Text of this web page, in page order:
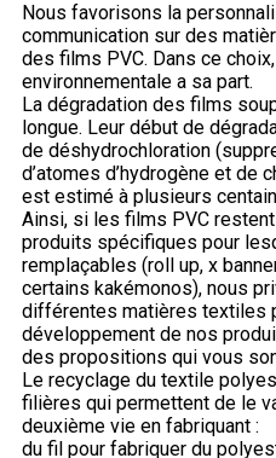
Nous favorisons la
communication sur des
des films PVC. Dans ce
environnementale a sa part.
La dégradation des films
longue. Leur début de
de déshydrochloration
d’atomes d’hydrogène et de
est estimé à plusieurs
Ainsi, si les films PVC
produits spécifiques pour
remplaçables (roll up, x
certains kakémonos), nous
différentes matières textiles
développement de nos
des propositions qui vous
Le recyclage du textile
filières qui permettent de le
deuxième vie en fabriquant :
du fil pour fabriquer du